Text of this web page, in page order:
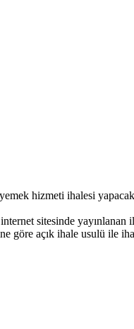
hizmeti ihalesi
sitesinde yayınlanan
göre açık ihale usulü ile